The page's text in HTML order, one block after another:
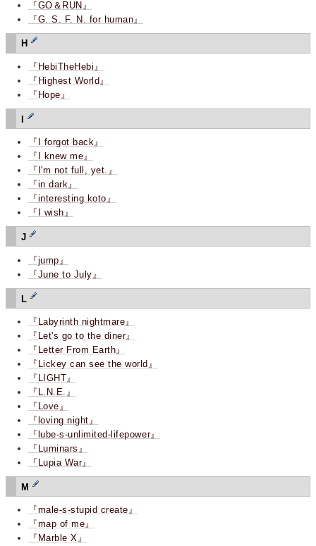
『GO＆RUN』
『G. S. F. N. for human』
H
『HebiTheHebi』
『Highest World』
『Hope』
『I forgot back』
『I knew me』
『I'm not full, yet.』
『in dark』
『interesting koto』
『I wish』
J
『jump』
『June to July』
L
『Labyrinth nightmare』
『Let's go to the diner』
『Letter From Earth』
『Lickey can see the world』
『LIGHT』
『L.N.E.』
『Love』
『loving night』
『lube-s-unlimited-lifepower』
『Luminars』
『Lupia War』
M
『male-s-stupid create』
『map of me』
『Marble X』